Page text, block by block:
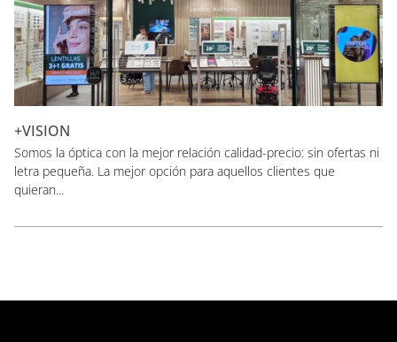
+VISION
Somos la óptica con la mejor relación calidad-precio: sin ofertas ni
letra pequeña. La mejor opción para aquellos clientes que
quieran...